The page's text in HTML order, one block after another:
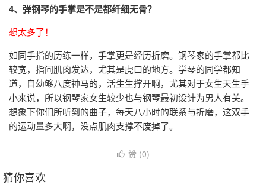
4、弹钢琴的手掌是不是都纤细无骨？
想太多了！
如同手指的历练一样，手掌更是经历折磨。钢琴家的手掌都比
较宽，指间肌肉发达，尤其是虎口的地方。学琴的同学都知
道，自幼够八度神马的，活生生撑开啊，尤其对于女生天生手
小来说，所以钢琴家女生较少也与钢琴最初设计为男人有关。
想象下你们所听到的曲子，每天八小时的联系与折磨，这双手
的运动量多大啊，没点肌肉支撑不废掉了。
赞 (0)
猜你喜欢